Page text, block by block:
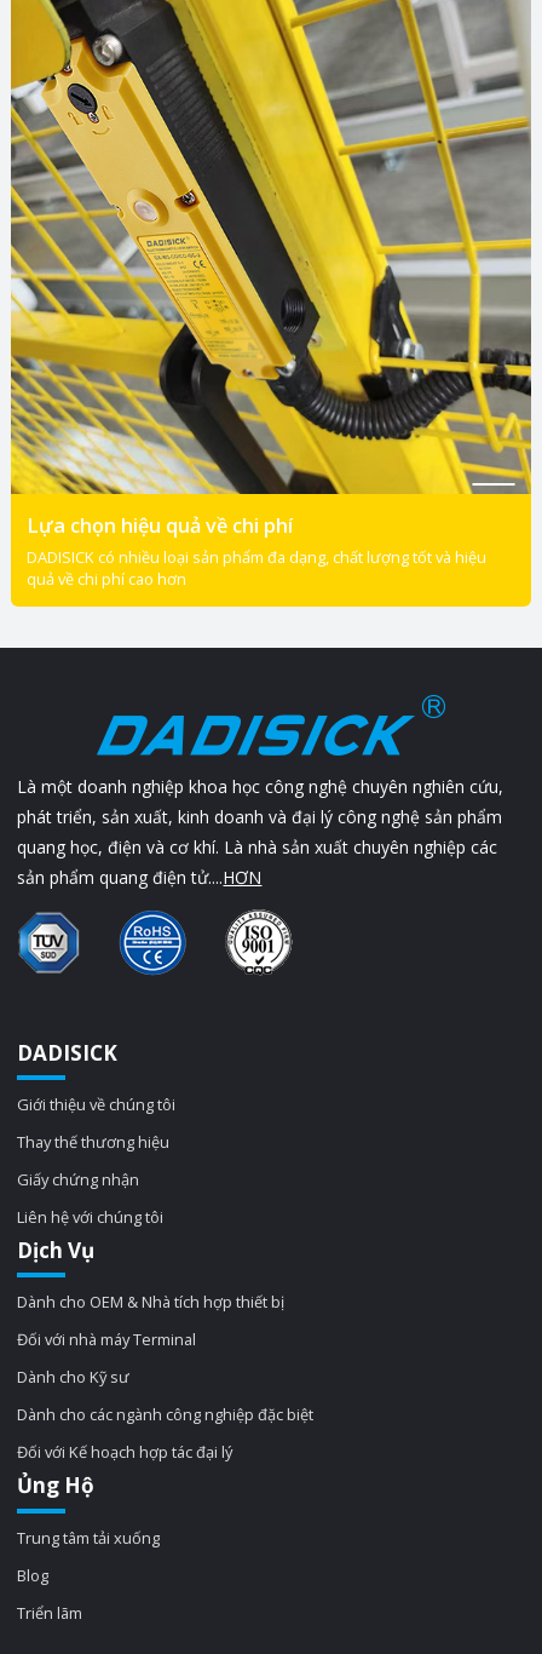
Lựa chọn hiệu quả về chi phí
DADISICK có nhiều loại sản phẩm đa dạng, chất lượng tốt và hiệu
quả về chi phí cao hơn
Là một doanh nghiệp khoa học công nghệ chuyên nghiên cứu,
phát triển, sản xuất, kinh doanh và đại lý công nghệ sản phẩm
quang học, điện và cơ khí. Là nhà sản xuất chuyên nghiệp các
sản phẩm quang điện tử....HƠN
DADISICK
Giới thiệu về chúng tôi
Thay thế thương hiệu
Giấy chứng nhận
Liên hệ với chúng tôi
Dịch Vụ
Dành cho OEM & Nhà tích hợp thiết bị
Đối với nhà máy Terminal
Dành cho Kỹ sư
Dành cho các ngành công nghiệp đặc biệt
Đối với Kế hoạch hợp tác đại lý
Ủng Hộ
Trung tâm tải xuống
Blog
Triển lãm